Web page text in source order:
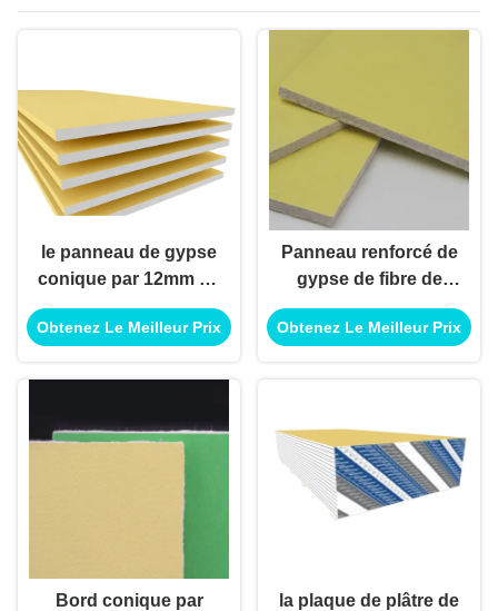
le panneau de gypse
conique par 12mm de
fibre de verre de bord
a renforcé 1220mm x
Obtenez Le Meilleur Prix
Panneau renforcé de
gypse de fibre de
verre, 8x4 plaque de
plâtre 12mm pour la
Obtenez Le Meilleur Prix
Bord conique par
la plaque de plâtre de